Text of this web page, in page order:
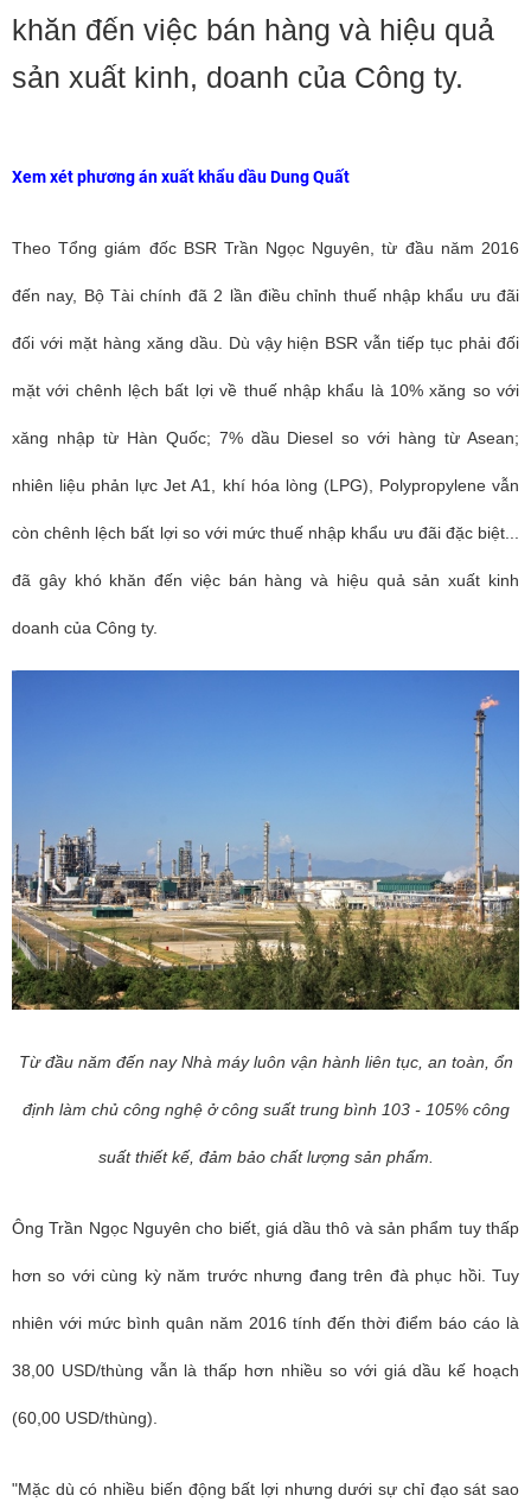
khăn đến việc bán hàng và hiệu quả
sản xuất kinh, doanh của Công ty.
Xem xét phương án xuất khẩu dầu Dung Quất
Theo Tổng giám đốc BSR Trần Ngọc Nguyên, từ đầu năm 2016
đến nay, Bộ Tài chính đã 2 lần điều chỉnh thuế nhập khẩu ưu đãi
đối với mặt hàng xăng dầu. Dù vậy hiện BSR vẫn tiếp tục phải đối
mặt với chênh lệch bất lợi về thuế nhập khẩu là 10% xăng so với
xăng nhập từ Hàn Quốc; 7% dầu Diesel so với hàng từ Asean;
nhiên liệu phản lực Jet A1, khí hóa lòng (LPG), Polypropylene vẫn
còn chênh lệch bất lợi so với mức thuế nhập khẩu ưu đãi đặc biệt...
đã gây khó khăn đến việc bán hàng và hiệu quả sản xuất kinh
doanh của Công ty.
Từ đầu năm đến nay Nhà máy luôn vận hành liên tục, an toàn, ổn
định làm chủ công nghệ ở công suất trung bình 103 - 105% công
suất thiết kế, đảm bảo chất lượng sản phẩm.
Ông Trần Ngọc Nguyên cho biết, giá dầu thô và sản phẩm tuy thấp
hơn so với cùng kỳ năm trước nhưng đang trên đà phục hồi. Tuy
nhiên với mức bình quân năm 2016 tính đến thời điểm báo cáo là
38,00 USD/thùng vẫn là thấp hơn nhiều so với giá dầu kế hoạch
(60,00 USD/thùng).
"Mặc dù có nhiều biến động bất lợi nhưng dưới sự chỉ đạo sát sao